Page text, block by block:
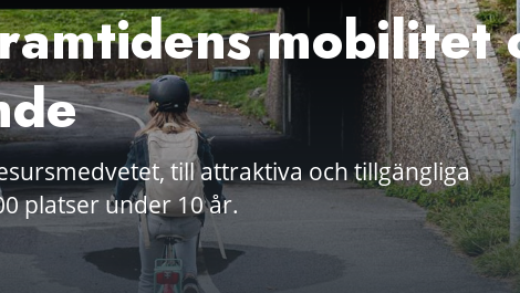
mobilitet
till attraktiva och tillgängliga
platser under 10 år.